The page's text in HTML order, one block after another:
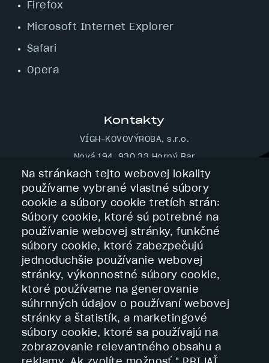
Firefox
Microsoft Internet Explorer
Safari
Opera
Na stránkach tejto webovej lokality
používame vybrané vlastné súbory
cookie a súbory cookie tretích strán:
Súbory cookie, ktoré sú potrebné na
používanie webovej stránky, funkčné
súbory cookie, ktoré zabezpečujú
jednoduchšie používanie webovej
stránky, výkonnostné súbory cookie,
ktoré používame na generovanie
súhrnných údajov o používaní webovej
stránky a štatistík, a marketingové
súbory cookie, ktoré sa používajú na
zobrazovanie relevantného obsahu a
Kontakty
VÍGH-KOVOVÝROBA, s.r.o.
Nová 194, 930 33 Horný Bar
Slovakia
Tel.: 00421 (0) 31 55 975 38
Tel.: 00421 (0) 31 55 082 21
E-mail: vigh@vigh.sk
Navigácia
Footer
navigácia
Domov
Profil firmy
Služby
Technológie
Kontakt
Služby
Footer
služby
Výrobky z kovu na mieru
Povrchové úpravy